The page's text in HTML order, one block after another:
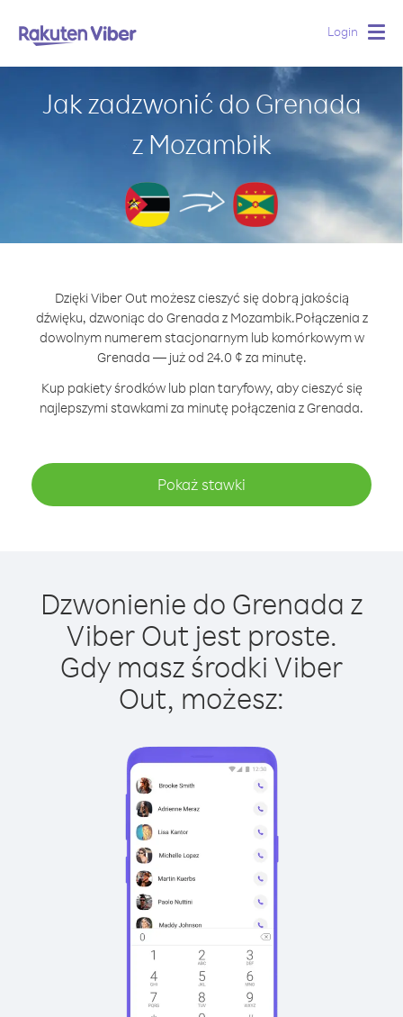
Login
Jak zadzwonić do Grenada
z Mozambik
Dzięki Viber Out możesz cieszyć się dobrą jakością
dźwięku, dzwoniąc do Grenada z Mozambik.Połączenia z
dowolnym numerem stacjonarnym lub komórkowym w
Grenada — już od 24.0 ¢ za minutę.
Kup pakiety środków lub plan taryfowy, aby cieszyć się
najlepszymi stawkami za minutę połączenia z Grenada.
Pokaż stawki
Dzwonienie do Grenada z
Viber Out jest proste.
Gdy masz środki Viber
Out, możesz: